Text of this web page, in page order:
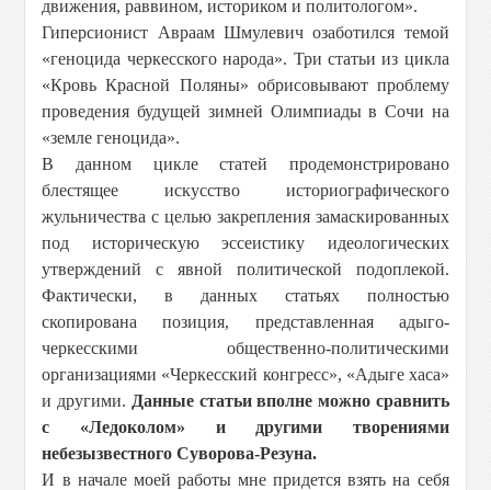
движения, раввином, историком и политологом».
Гиперсионист Авраам Шмулевич озаботился темой
«геноцида черкесского народа». Три статьи из цикла
«Кровь Красной Поляны» обрисовывают проблему
проведения будущей зимней Олимпиады в Сочи на
«земле геноцида».
В данном цикле статей продемонстрировано
блестящее искусство историографического
жульничества с целью закрепления замаскированных
под историческую эссеистику идеологических
утверждений с явной политической подоплекой.
Фактически, в данных статьях полностью
скопирована позиция, представленная адыго-
черкесскими общественно-политическими
организациями «Черкесский конгресс», «Адыге хаса»
и другими. Данные статьи вполне можно сравнить
с «Ледоколом» и другими творениями
небезызвестного Суворова-Резуна.
И в начале моей работы мне придется взять на себя